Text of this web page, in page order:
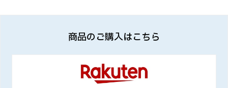
商品のご購入はこちら